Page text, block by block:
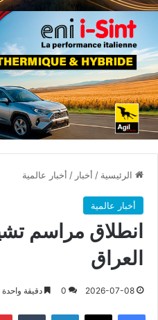
الرئيسية / أخبار / أخبار عالمية
أخبار عالمية
انطلاق مراسم
العراق
2026-07-08
0 دقيقة واحدة
فيسبوك X لينكدإن